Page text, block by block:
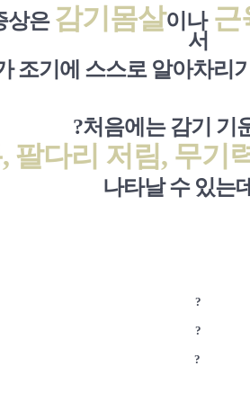
상은 감기몸살이나 근
서
조기에 스스로 알아차리
?처음에는 감기 기
팔다리 저림, 무기
나타날 수 있는
?
?
?